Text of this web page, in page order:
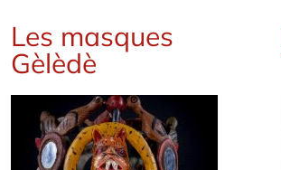
Les masques
Gèlèdè